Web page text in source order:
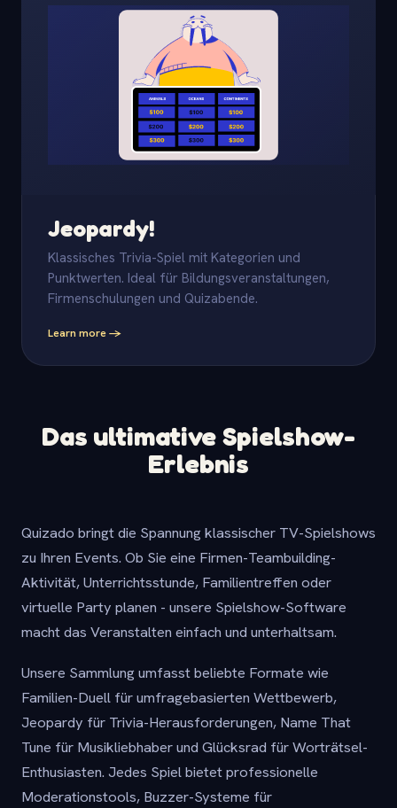
Jeopardy!
Klassisches Trivia-Spiel mit Kategorien und
Punktwerten. Ideal für Bildungsveranstaltungen,
Firmenschulungen und Quizabende.
Learn more -
Das ultimative Spielshow-
Erlebnis
Quizado bringt die Spannung klassischer TV-Spielshows
zu Ihren Events. Ob Sie eine Firmen-Teambuilding-
Aktivität, Unterrichtsstunde, Familientreffen oder
virtuelle Party planen - unsere Spielshow-Software
macht das Veranstalten einfach und unterhaltsam.
Unsere Sammlung umfasst beliebte Formate wie
Familien-Duell für umfragebasierten Wettbewerb,
Jeopardy für Trivia-Herausforderungen, Name That
Tune für Musikliebhaber und Glücksrad für Worträtsel-
Enthusiasten. Jedes Spiel bietet professionelle
Moderationstools, Buzzer-Systeme für